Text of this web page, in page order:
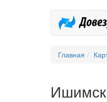
Главная